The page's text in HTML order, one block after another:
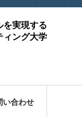
を実現する
ィング大学
い合わせ